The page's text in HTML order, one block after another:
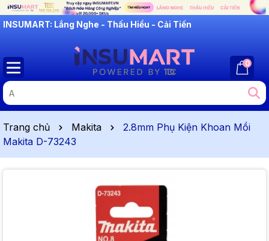
INSUMART: Lắng Nghe - Thấu Hiểu - Cải Tiến
0
Trang chủ Makita
2.8mm Phụ Kiện Khoan Mồi
Makita D-73243